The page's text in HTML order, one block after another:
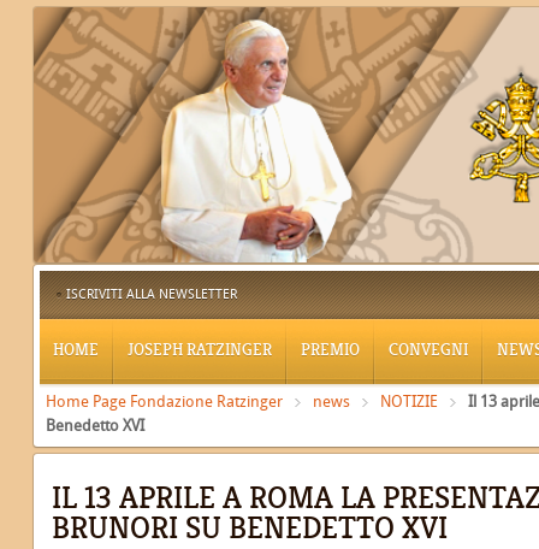
ISCRIVITI ALLA NEWSLETTER
HOME JOSEPH RATZINGER PREMIO CONVEGNI
Home Page Fondazione Ratzinger news NOTIZIE
Il 13
Benedetto XVI
IL 13 APRILE A ROMA LA
BRUNORI SU BENEDETTO XVI